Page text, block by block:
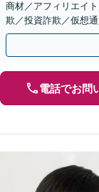
商材／アフィリエイ
欺／投資詐欺／仮想
のみで解決も可能！
電話でお問